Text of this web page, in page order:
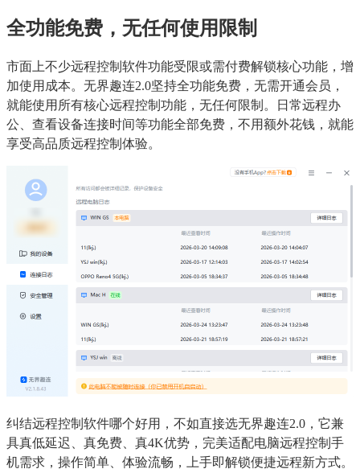
全功能免费，无任何使用限制
市面上不少远程控制软件功能受限或需付费解锁核心功能，增
加使用成本。无界趣连2.0坚持全功能免费，无需开通会员，
就能使用所有核心远程控制功能，无任何限制。日常远程办
公、查看设备连接时间等功能全部免费，不用额外花钱，就能
享受高品质远程控制体验。
纠结远程控制软件哪个好用，不如直接选无界趣连2.0，它兼
具真低延迟、真免费、真4K优势，完美适配电脑远程控制手
机需求，操作简单、体验流畅，上手即解锁便捷远程新方式。